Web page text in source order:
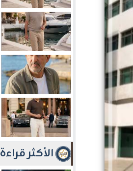
الأكثر قراءة